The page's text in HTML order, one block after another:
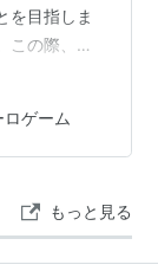
を目指しま
この際、す
ん。カー
ます。チ
ん。しか
ます。今回4
難しさ…
ロゲーム
もっと見る